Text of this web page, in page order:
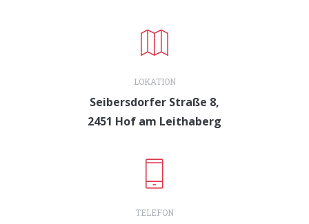
LOKATION
Seibersdorfer Straße 8,
2451 Hof am Leithaberg
TELEFON